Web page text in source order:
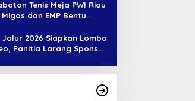
Tenis Meja PWI Riau
dan EMP Bentu
2026 Siapkan Lomba
Panitia Larang Sponsor